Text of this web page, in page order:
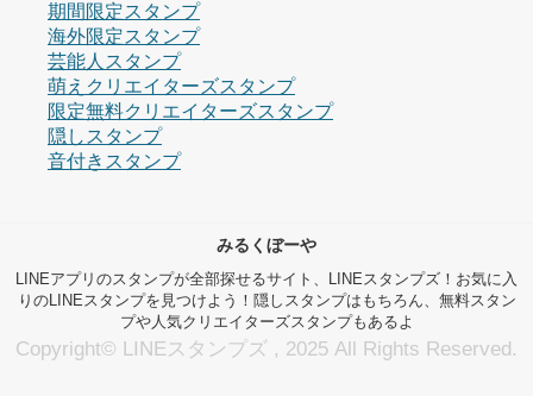
期間限定スタンプ
海外限定スタンプ
芸能人スタンプ
萌えクリエイターズスタンプ
限定無料クリエイターズスタンプ
隠しスタンプ
音付きスタンプ
みるくぼーや
LINEアプリのスタンプが全部探せるサイト、LINEスタンプズ！お気に入
りのLINEスタンプを見つけよう！隠しスタンプはもちろん、無料スタン
プや人気クリエイターズスタンプもあるよ
Copyright© LINEスタンプズ , 2025 All Rights Reserved.